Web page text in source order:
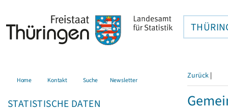
Home Kontakt Suche Newsletter
STATISTISCHE DATEN
Zurück |